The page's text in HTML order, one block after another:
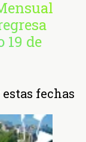
19 de
fechas